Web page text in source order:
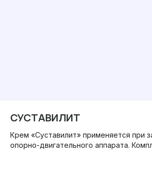
СУСТАВИЛИТ
Крем «Суставилит» применяется при
опорно-двигательного аппарата.